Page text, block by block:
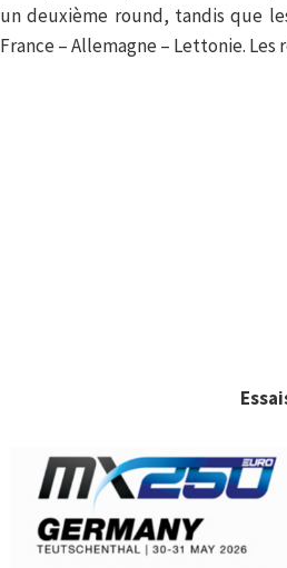
un deuxième round, tandis que
France – Allemagne – Lettonie.